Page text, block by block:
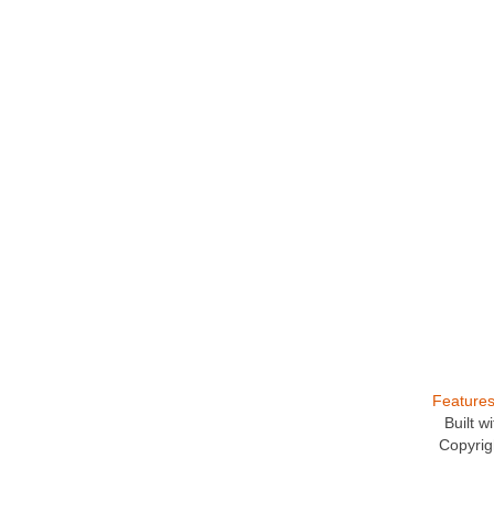
Features
Built